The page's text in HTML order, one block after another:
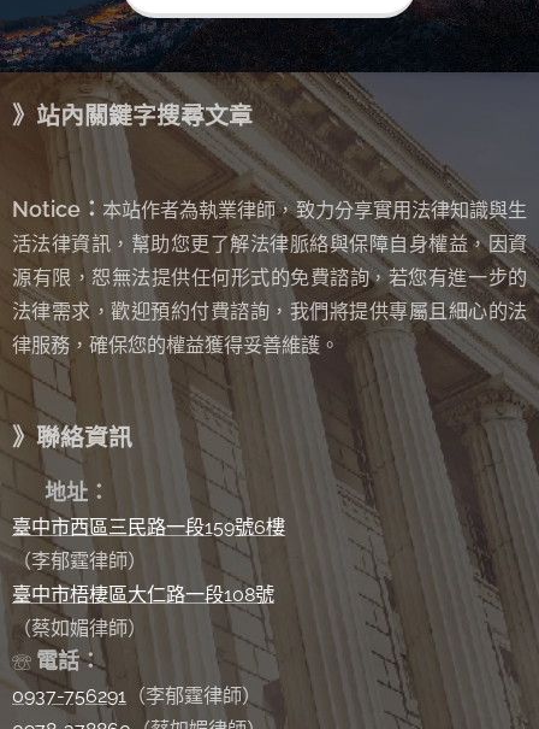
》站內關鍵字搜尋文章
Notice： 本站作者為執業律師，致力分享實用法律知識與生
活法律資訊，幫助您更了解法律脈絡與保障自身權益，因資
源有限，恕無法提供任何形式的免費諮詢， 若您有進一步的
法律需求，歡迎預約付費諮詢，我們將提供專屬且細心的法
律服務，確保您的權益獲得妥善維護。
》聯絡資訊
地址：
臺中市西區三民路一段159號6樓
（李郁霆律師）
臺中市梧棲區大仁路一段108號
（蔡如媚律師）
☏ 電話：
0937-756291 （李郁霆律師）